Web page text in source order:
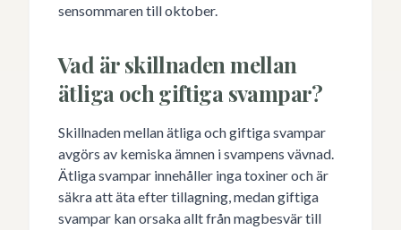
sensommaren till oktober.
Vad är skillnaden mellan
ätliga och giftiga svampar?
Skillnaden mellan ätliga och giftiga svampar
avgörs av kemiska ämnen i svampens vävnad.
Ätliga svampar innehåller inga toxiner och är
säkra att äta efter tillagning, medan giftiga
svampar kan orsaka allt från magbesvär till